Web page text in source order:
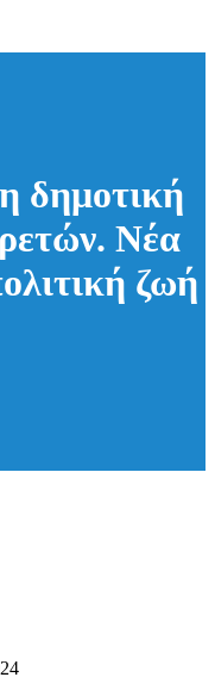
δημοτική
Νέα
ζωή